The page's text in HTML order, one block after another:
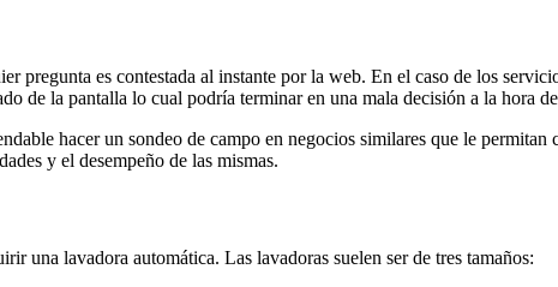
pregunta es contestada al instante por la web. En el caso de los
de la pantalla lo cual podría terminar en una mala decisión a la hora
hacer un sondeo de campo en negocios similares que le
y el desempeño de las mismas.
una lavadora automática. Las lavadoras suelen ser de tres tamaños: